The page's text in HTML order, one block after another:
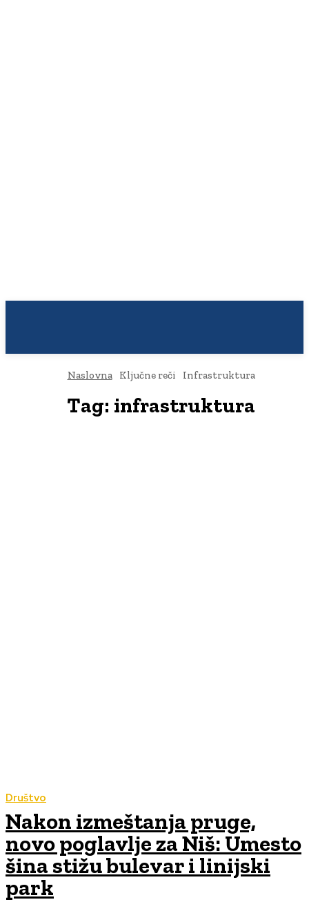
Naslovna Ključne reči Infrastruktura
Tag: infrastruktura
Društvo
Nakon izmeštanja pruge,
novo poglavlje za Niš: Umesto
šina stižu bulevar i linijski
park